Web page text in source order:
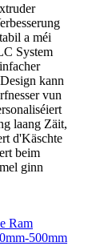
a méi
System
kann
vun
laang Zäit,
d'Käschte
beim
ginn